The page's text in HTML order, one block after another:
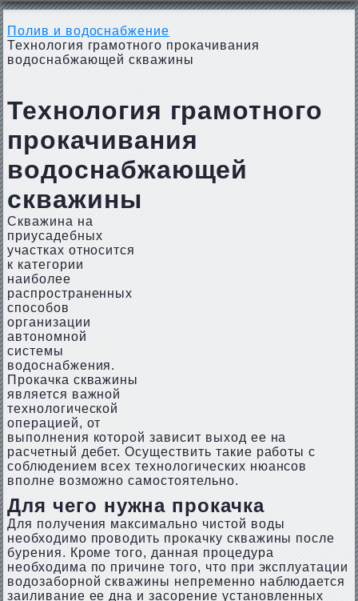
Полив и водоснабжение
Технология грамотного прокачивания
водоснабжающей скважины
Технология грамотного
прокачивания
водоснабжающей
скважины
Скважина на
приусадебных
участках относится
к категории
наиболее
распространенных
способов
организации
автономной
системы
водоснабжения.
Прокачка скважины
является важной
технологической
операцией, от
выполнения которой зависит выход ее на
расчетный дебет. Осуществить такие работы с
соблюдением всех технологических нюансов
вполне возможно самостоятельно.
Для чего нужна прокачка
Для получения максимально чистой воды
необходимо проводить прокачку скважины после
бурения. Кроме того, данная процедура
необходима по причине того, что при эксплуатации
водозаборной скважины непременно наблюдается
заиливание ее дна и засорение установленных